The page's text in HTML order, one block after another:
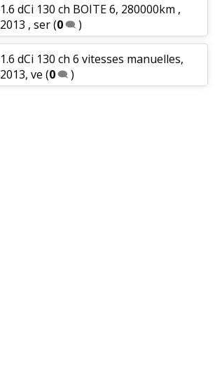
1.6 dCi 130 ch BOITE 6, 280000km ,
2013 , ser(0 )
1.6 dCi 130 ch 6 vitesses manuelles,
2013, ve (0 )